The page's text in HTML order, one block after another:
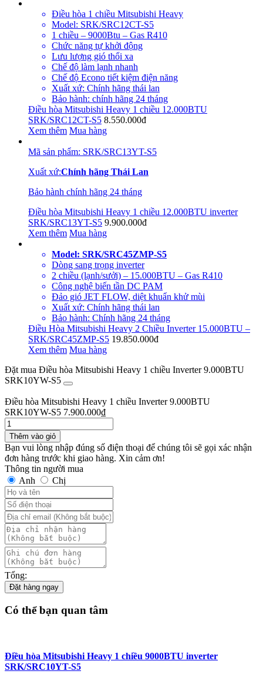
Điều hòa 1 chiều Mitsubishi Heavy
Model: SRK/SRC12CT-S5
1 chiều – 9000Btu – Gas R410
Chức năng tự khởi động
Lưu lượng gió thổi xa
Chế độ làm lạnh nhanh
Chế độ Econo tiết kiệm điện năng
Xuất xứ: Chính hãng thái lan
Bảo hành: chính hãng 24 tháng
Điều hòa Mitsubishi Heavy 1 chiều 12.000BTU
SRK/SRC12CT-S5 8.550.000đ
Xem thêm Mua hàng
Mã sản phẩm: SRK/SRC13YT-S5
Xuất xứ:Chính hãng Thái Lan
Bảo hành chính hãng 24 tháng
Điều hòa Mitsubishi Heavy 1 chiều 12.000BTU inverter
SRK/SRC13YT-S5 9.900.000đ
Xem thêm Mua hàng
Model: SRK/SRC45ZMP-S5
Dòng sang trọng inverter
2 chiều (lạnh/sưởi) – 15.000BTU – Gas R410
Công nghệ biến tần DC PAM
Đảo gió JET FLOW, diệt khuẩn khử mùi
Xuất xứ: Chính hãng thái lan
Bảo hành: Chính hãng 24 tháng
Điều Hòa Mitsubishi Heavy 2 Chiều Inverter 15.000BTU –
SRK/SRC45ZMP-S5 19.850.000đ
Xem thêm Mua hàng
Đặt mua Điều hòa Mitsubishi Heavy 1 chiều Inverter 9.000BTU
SRK10YW-S5
Điều hòa Mitsubishi Heavy 1 chiều Inverter 9.000BTU
SRK10YW-S5 7.900.000₫
Thêm vào giỏ
Bạn vui lòng nhập đúng số điện thoại để chúng tôi sẽ gọi xác nhận
đơn hàng trước khi giao hàng. Xin cảm ơn!
Thông tin người mua
Anh
Chị
Tổng:
Đặt hàng ngay
Có thể bạn quan tâm
Điều hòa Mitsubishi Heavy 1 chiều 9000BTU inverter
SRK/SRC10YT-S5